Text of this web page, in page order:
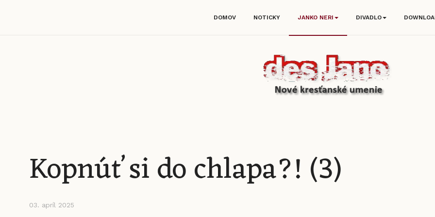
DOMOV NOTICKY JANKO NERI DIVADLO
Kopnúť si do chlapa?! (3)
03. apríl 2025